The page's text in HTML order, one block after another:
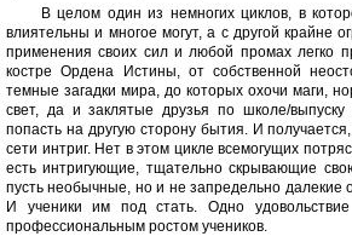
В целом один из немногих циклов, в
влиятельны и многое могут, а с другой крайне
применения своих сил и любой промах легко
костре Ордена Истины, от собственной
темные загадки мира, до которых охочи маги,
свет, да и заклятые друзья по школе/выпуску
попасть на другую сторону бытия. И
сети интриг. Нет в этом цикле всемогущих
есть интригующие, тщательно скрывающие
пусть необычные, но и не запредельно далекие
И ученики им под стать. Одно
профессиональным ростом учеников.